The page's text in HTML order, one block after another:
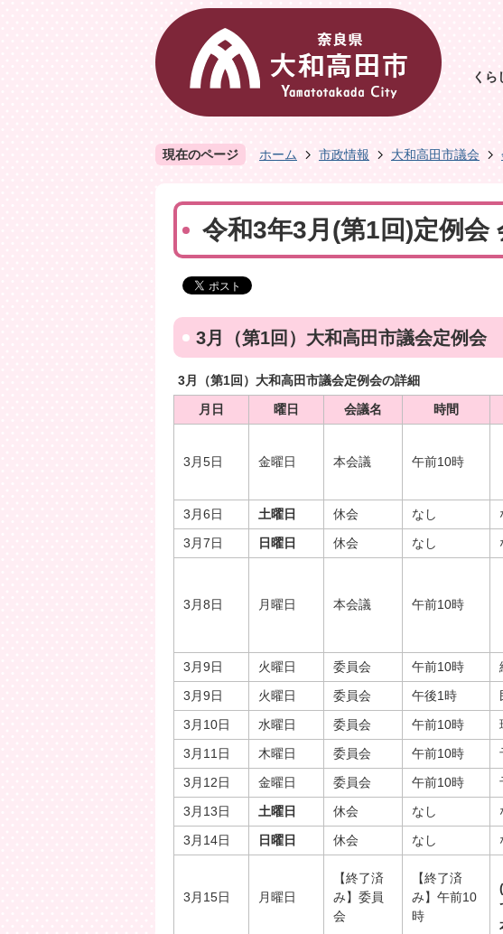
くら
現在のページ ホーム 市政情報 大和高田市議会
令和3年3月(第1回)定例会
3月（第1回）大和高田市議会定例会
3月（第1回）大和高田市議会定例会の詳細
月日
曜日 会議名 時間
3月5日 金曜日 本会議 午前10時
3月6日
土曜日 休会 なし
3月7日
日曜日 休会 なし
3月8日 月曜日 本会議 午前10時
3月9日
火曜日 委員会 午前10時
3月9日
火曜日 委員会 午後1時
3月10日
水曜日 委員会 午前10時
3月11日
木曜日 委員会 午前10時
3月12日
金曜日 委員会 午前10時
3月13日
土曜日 休会 なし
3月14日
日曜日 休会 なし
3月15日 月曜日
【終了済
み】委員
会
【終了済
み】午前10
時